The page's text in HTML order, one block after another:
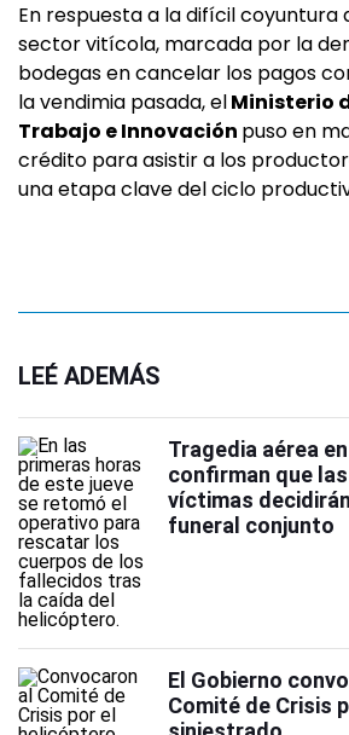
En respuesta a la difícil coyuntura
sector vitícola, marcada por la
bodegas en cancelar los pagos
la vendimia pasada, elMinisterio
Trabajo e Innovación puso en
crédito para asistir a los
una etapa clave del ciclo
LEÉ ADEMÁS
Tragedia aérea
confirman que
víctimas
funeral conjunto
El Gobierno
Comité de Crisis